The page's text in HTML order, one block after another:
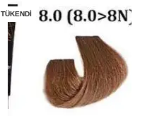
TÜKENDI